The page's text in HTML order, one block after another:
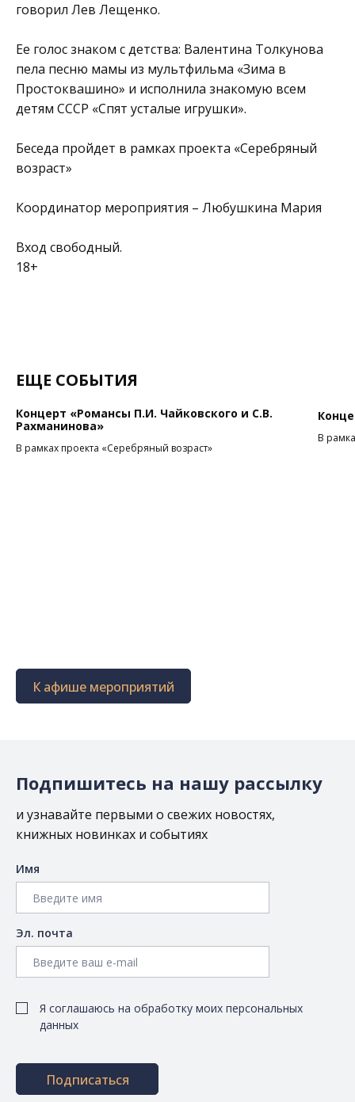
говорил Лев Лещенко.
Ее голос знаком с детства: Валентина Толкунова
пела песню мамы из мультфильма «Зима в
Простоквашино» и исполнила знакомую всем
детям СССР «Спят усталые игрушки».
Беседа пройдет в рамках проекта «Серебряный
возраст»
Координатор мероприятия – Любушкина Мария
Вход свободный.
18+
ЕЩЕ СОБЫТИЯ
Концерт «Романсы П.И. Чайковского и С.В.
Рахманинова»
В рамках проекта «Серебряный возраст»
В
К афише мероприятий
Подпишитесь на нашу рассылку
и узнавайте первыми о свежих новостях,
книжных новинках и событиях
Имя
Эл. почта
Я соглашаюсь на обработку моих персональных
данных
Подписаться